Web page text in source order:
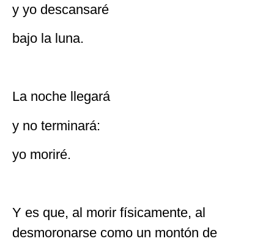
y yo descansaré
bajo la luna.
La noche llegará
y no terminará:
yo moriré.
Y es que, al morir físicamente, al
desmoronarse como un montón de